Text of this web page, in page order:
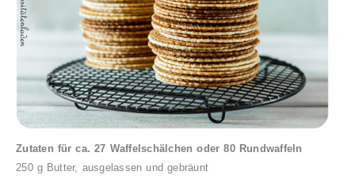
Zutaten für ca. 27 Waffelschälchen oder 80 Rundwaffeln
250 g Butter, ausgelassen und gebräunt